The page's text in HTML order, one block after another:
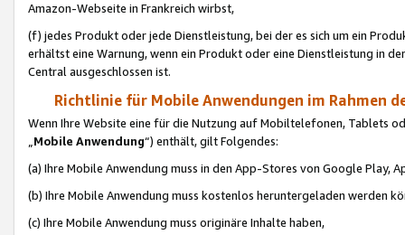
Amazon-Webseite in Frankreich wirbst,
(f) jedes Produkt oder jede Dienstleistung, bei der es sich um ein
erhältst eine Warnung, wenn ein Produkt oder eine Dienstleistung in
Central ausgeschlossen ist.
Richtlinie für Mobile Anwendungen im Rahmen
Wenn Ihre Website eine für die Nutzung auf Mobiltelefonen, Tablets
„Mobile Anwendung“) enthält, gilt Folgendes:
(a) Ihre Mobile Anwendung muss in den App-Stores von Google Play,
(b) Ihre Mobile Anwendung muss kostenlos heruntergeladen werden
(c) Ihre Mobile Anwendung muss originäre Inhalte haben,